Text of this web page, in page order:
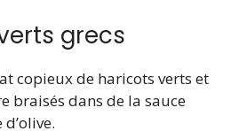
grecs
copieux de haricots verts et
braisés dans de la sauce